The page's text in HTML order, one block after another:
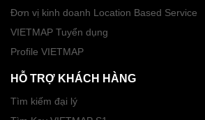
Đơn vị kinh doanh Location Based Service
VIETMAP Tuyển dụng
Profile VIETMAP
HỖ TRỢ KHÁCH HÀNG
Tìm kiếm đại lý